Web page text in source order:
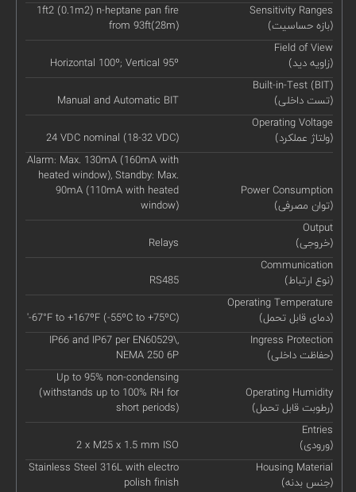
Sensitivity Ranges
(بازه حساسیت)
1ft2 (0.1m2) n-heptane pan fire
from 93ft(28m)
Field of View
(زاویه دید)
Horizontal 100º; Vertical 95º
Built-in-Test (BIT)
(تست داخلی)
Manual and Automatic BIT
Operating Voltage
(ولتاژ عملکرد)
24 VDC nominal (18-32 VDC)
Power Consumption
(توان مصرفی)
Alarm: Max. 130mA (160mA with
heated window), Standby: Max.
90mA (110mA with heated
window)
Output
(خروجی)
Relays
Communication
(نوع ارتباط)
RS485
Operating Temperature
(دمای قابل تحمل)
'-67°F to +167ºF (-55ºC to +75ºC)
Ingress Protection
(حفاظت داخلی)
IP66 and IP67 per EN60529\,
NEMA 250 6P
Operating Humidity
(رطوبت قابل تحمل)
Up to 95% non-condensing
(withstands up to 100% RH for
short periods)
Entries
(ورودی)
2 x M25 x 1.5 mm ISO
Housing Material
(جنس بدنه)
Stainless Steel 316L with electro
polish finish